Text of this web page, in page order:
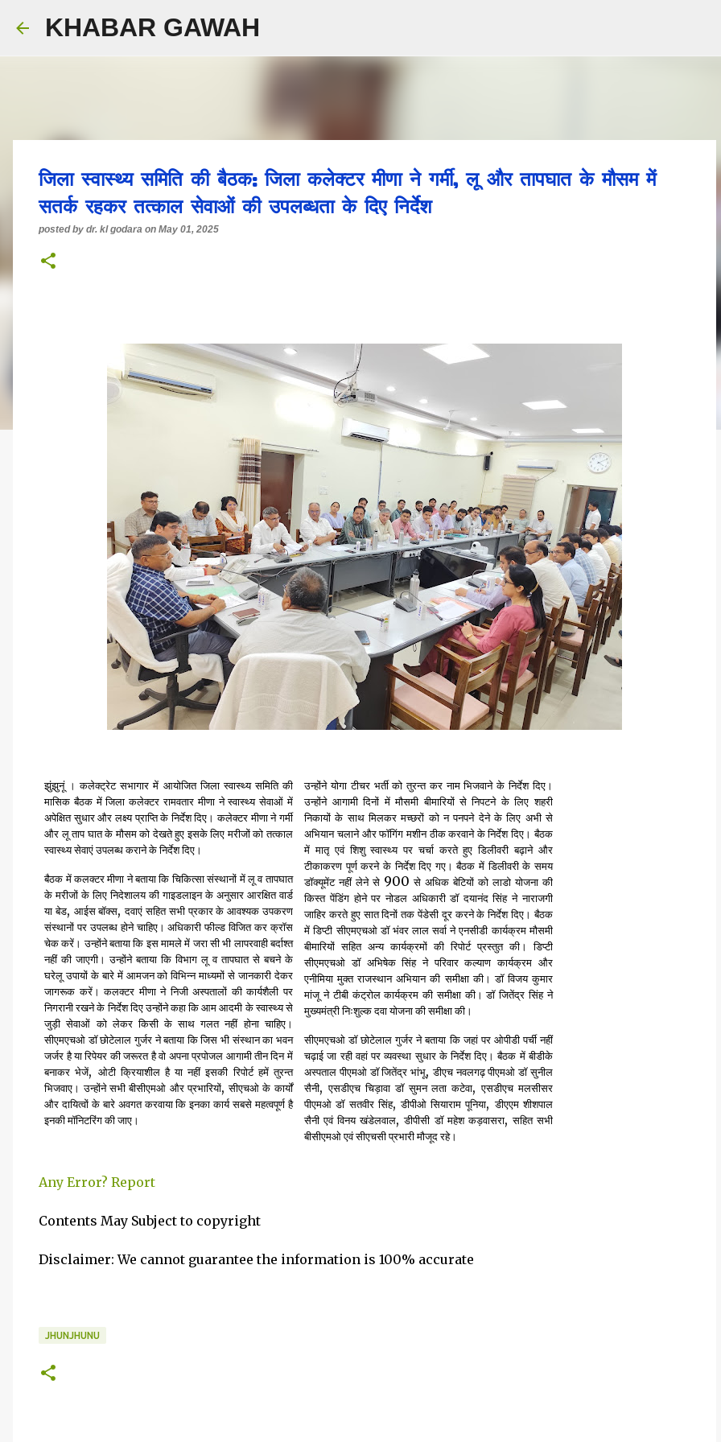
KHABAR GAWAH
जिला स्वास्थ्य समिति की बैठक: जिला कलेक्टर मीणा ने गर्मी, लू और तापघात के मौसम में
सतर्क रहकर तत्काल सेवाओं की उपलब्धता के दिए निर्देश
posted by dr. kl godara on May 01, 2025
झुंझुनूं । कलेक्ट्रेट सभागार में आयोजित जिला स्वास्थ्य समिति की
मासिक बैठक में जिला कलेक्टर रामवतार मीणा ने स्वास्थ्य सेवाओं में
अपेक्षित सुधार और लक्ष्य प्राप्ति के निर्देश दिए। कलेक्टर मीणा ने गर्मी
और लू ताप घात के मौसम को देखते हुए इसके लिए मरीजों को तत्काल
स्वास्थ्य सेवाएं उपलब्ध कराने के निर्देश दिए।
बैठक में कलक्टर मीणा ने बताया कि चिकित्सा संस्थानों में लू व तापघात
के मरीजों के लिए निदेशालय की गाइडलाइन के अनुसार आरक्षित वार्ड
या बेड, आईस बॉक्स,दवाएं सहित सभी प्रकार के आवश्यक उपकरण
संस्थानों पर उपलब्ध होने चाहिए। अधिकारी फील्ड विजित कर क्रॉस
चेक करें। उन्होंने बताया कि इस मामले में जरा सी भी लापरवाही बर्दाश्त
नहीं की जाएगी। उन्होंने बताया कि विभाग लू व तापघात से बचने के
घरेलू उपायों के बारे में आमजन को विभिन्न माध्यमों से जानकारी देकर
जागरूक करें। कलक्टर मीणा ने निजी अस्पतालों की कार्यशैली पर
निगरानी रखने के निर्देश दिए उन्होंने कहा कि आम आदमी के स्वास्थ्य से
जुड़ी सेवाओं को लेकर किसी के साथ गलत नहीं होना चाहिए।
सीएमएचओ डॉ छोटेलाल गुर्जर ने बताया कि जिस भी संस्थान का भवन
जर्जर है या रिपेयर की जरूरत है वो अपना प्रपोजल आगामी तीन दिन में
बनाकर भेजें, ओटी क्रियाशील है या नहीं इसकी रिपोर्ट हमें तुरन्त
भिजवाए। उन्होंने सभी बीसीएमओ और प्रभारियों,सीएचओ के कार्यों
और दायित्वों के बारे अवगत करवाया कि इनका कार्य सबसे महत्वपूर्ण है
इनकी मॉनिटरिंग की जाए।
उन्होंने योगा टीचर भर्ती को तुरन्त कर नाम भिजवाने के निर्देश दिए।
उन्होंने आगामी दिनों में मौसमी बीमारियों से निपटने के लिए शहरी
निकायों के साथ मिलकर मच्छरों को न पनपने देने के लिए अभी से
अभियान चलाने और फॉगिंग मशीन ठीक करवाने के निर्देश दिए। बैठक
में मातृ एवं शिशु स्वास्थ्य पर चर्चा करते हुए डिलीवरी बढ़ाने और
टीकाकरण पूर्ण करने के निर्देश दिए गए। बैठक में डिलीवरी के समय
डॉक्यूमेंट नहीं लेने से 900 से अधिक बेटियों को लाडो योजना की
किस्त पेंडिंग होने पर नोडल अधिकारी डॉ दयानंद सिंह ने नाराजगी
जाहिर करते हुए सात दिनों तक पेंडेसी दूर करने के निर्देश दिए। बैठक
में डिप्टी सीएमएचओ डॉ भंवर लाल सर्वा ने एनसीडी कार्यक्रम मौसमी
बीमारियों सहित अन्य कार्यक्रमों की रिपोर्ट प्रस्तुत की। डिप्टी
सीएमएचओ डॉ अभिषेक सिंह ने परिवार कल्याण कार्यक्रम और
एनीमिया मुक्त राजस्थान अभियान की समीक्षा की। डॉ विजय कुमार
मांजू ने टीबी कंट्रोल कार्यक्रम की समीक्षा की। डॉ जितेंद्र सिंह ने
मुख्यमंत्री निःशुल्क दवा योजना की समीक्षा की।
सीएमएचओ डॉ छोटेलाल गुर्जर ने बताया कि जहां पर ओपीडी पर्ची नहीं
चढ़ाई जा रही वहां पर व्यवस्था सुधार के निर्देश दिए। बैठक में बीडीके
अस्पताल पीएमओ डॉ जितेंद्र भांभू,डीएच नवलगढ़ पीएमओ डॉ सुनील
सैनी,एसडीएच चिड़ावा डॉ सुमन लता कटेवा,एसडीएच मलसीसर
पीएमओ डॉ सतवीर सिंह,डीपीओ सियाराम पूनिया,डीएएम शीशपाल
सैनी एवं विनय खंडेलवाल,डीपीसी डॉ महेश कड़वासरा,सहित सभी
बीसीएमओ एवं सीएचसी प्रभारी मौजूद रहे।
Any Error? Report
Contents May Subject to copyright
Disclaimer: We cannot guarantee the information is 100% accurate
JHUNJHUNU